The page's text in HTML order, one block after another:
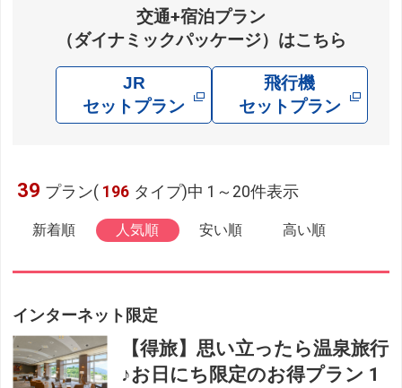
交通+宿泊プラン
（ダイナミックパッケージ）はこちら
JR
セットプラン
飛行機
セットプラン
39 プラン( 196 タイプ)中 1～20件表示
新着順 人気順 安い順 高い順
インターネット限定
【得旅】思い立ったら温泉旅行
♪お日にち限定のお得プラン 1